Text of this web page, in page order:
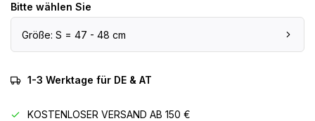
Bitte wählen Sie
Größe: S = 47 - 48 cm
1-3 Werktage für DE & AT
KOSTENLOSER VERSAND AB 150 €